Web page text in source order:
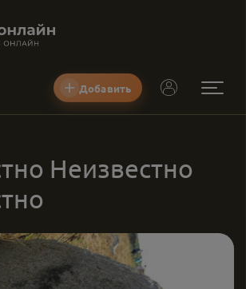
Добавить
Неизвестно